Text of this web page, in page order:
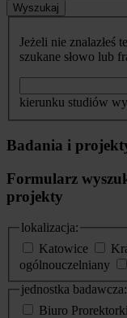
Wyszukaj
Jeżeli nie znalazłeś
szukane słowo lub
kierunku studiów
Badania i
Formularz
projekty
lokalizacja:
Katowice
ogólnouczelniany
jednostka badawcza:
Biuro